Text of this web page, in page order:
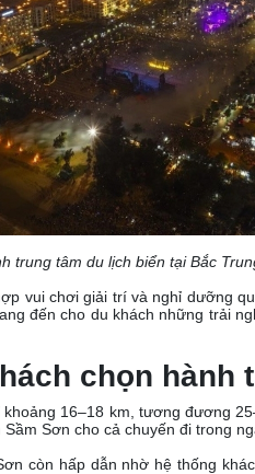
trung tâm du lịch biển tại Bắc
vui chơi giải trí và nghỉ dưỡng
đến cho du khách những trải
chọn hành
khoảng 16–18 km, tương đương
Sơn cho cả chuyến đi trong
còn hấp dẫn nhờ hệ thống